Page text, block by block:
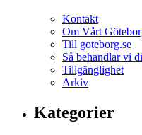
Kontakt
Om Vårt
Till goteborg.se
Så behandlar vi
Tillgänglighet
Arkiv
Kategorier